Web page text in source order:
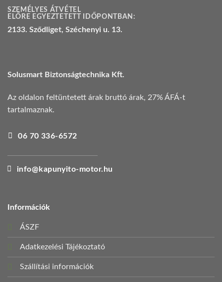
SZEMÉLYES ÁTVÉTEL
ELŐRE EGYEZTETETT IDŐPONTBAN:
2133. Sződliget, Széchenyi u. 13.
Solusmart Biztonságtechnika Kft.
Az oldalon feltüntetett árak bruttó árak, 27% ÁFÁ-t
tartalmaznak.
06 70 336-6572
info@kapunyito-motor.hu
Információk
ÁSZF
Adatkezelési Tájékoztató
Szállítási információk